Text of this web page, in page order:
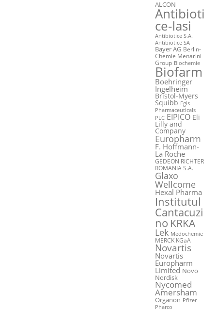
ALCON
Antibioti
ce-Iasi
Antibiotice S.A.
Antibiotice SA
Bayer AG Berlin-
Chemie Menarini
Group Biochemie
Biofarm
Boehringer
Ingelheim
Bristol-Myers
Squibb Egis
Pharmaceuticals
PLC EIPICO Eli
Lilly and
Company
Europharm
F. Hoffmann-
La Roche
GEDEON RICHTER
ROMANIA S.A.
Glaxo
Wellcome
Hexal Pharma
Institutul
Cantacuzi
no KRKA
Lek Medochemie
MERCK KGaA
Novartis
Novartis
Europharm
Limited Novo
Nordisk
Nycomed
Amersham
Organon Pfizer
Pharco